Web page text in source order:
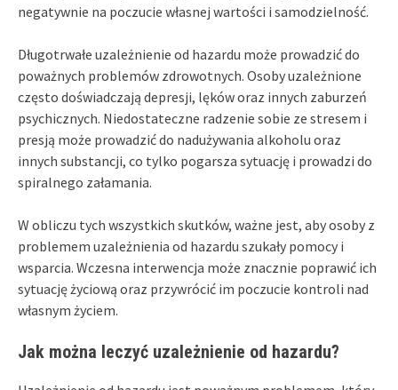
negatywnie na poczucie własnej wartości i samodzielność.
Długotrwałe uzależnienie od hazardu może prowadzić do
poważnych problemów zdrowotnych. Osoby uzależnione
często doświadczają depresji, lęków oraz innych zaburzeń
psychicznych. Niedostateczne radzenie sobie ze stresem i
presją może prowadzić do nadużywania alkoholu oraz
innych substancji, co tylko pogarsza sytuację i prowadzi do
spiralnego załamania.
W obliczu tych wszystkich skutków, ważne jest, aby osoby z
problemem uzależnienia od hazardu szukały pomocy i
wsparcia. Wczesna interwencja może znacznie poprawić ich
sytuację życiową oraz przywrócić im poczucie kontroli nad
własnym życiem.
Jak można leczyć uzależnienie od hazardu?